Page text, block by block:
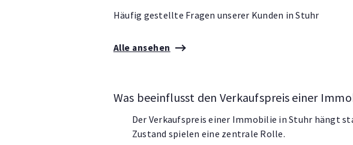
Häufig gestellte Fragen unserer Kunden in Stuhr
Alle ansehen
Was beeinflusst den Verkaufspreis einer
Der Verkaufspreis einer Immobilie in Stuhr hängt
Zustand spielen eine zentrale Rolle.